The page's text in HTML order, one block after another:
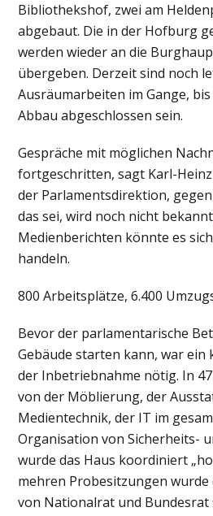
Bibliothekshof, zwei am
abgebaut. Die in der Hofburg
werden wieder an die
übergeben. Derzeit sind noch
Ausräumarbeiten im Gange,
Abbau abgeschlossen sein.
Gespräche mit möglichen
fortgeschritten, sagt Karl-
der Parlamentsdirektion,
das sei, wird noch nicht
Medienberichten könnte es
handeln.
800 Arbeitsplätze, 6.400
Bevor der parlamentarische
Gebäude starten kann, war ein
der Inbetriebnahme nötig. In
von der Möblierung, der
Medientechnik, der IT im
Organisation von Sicherheits-
wurde das Haus koordiniert
mehren Probesitzungen
von Nationalrat und Bundesrat